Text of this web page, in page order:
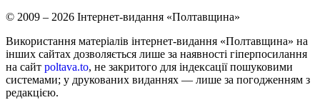
© 2009 – 2026 Інтернет-видання «Полтавщина»
Використання матеріалів інтернет-видання «Полтавщина» на
інших сайтах дозволяється лише за наявності гіперпосилання
на сайт poltava.to, не закритого для індексації пошуковими
системами; у друкованих виданнях — лише за погодженням з
редакцією.